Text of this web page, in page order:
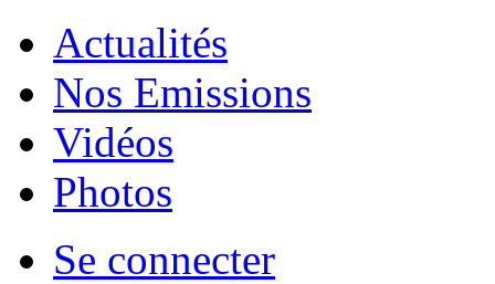
Actualités
Nos Emissions
Vidéos
Photos
Se connecter